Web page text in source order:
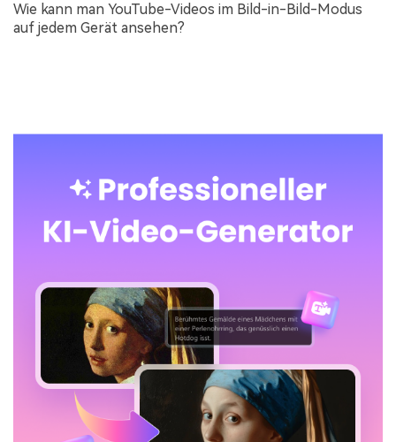
Wie kann man YouTube-Videos im Bild-in-Bild-Modus
auf jedem Gerät ansehen?